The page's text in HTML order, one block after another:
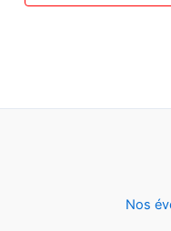
Nos